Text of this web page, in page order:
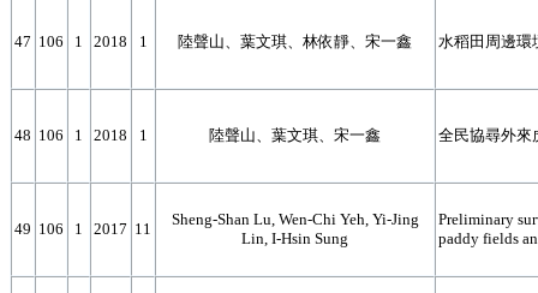
47 106 1 2018 1 陸聲山、葉文琪、林依靜、宋一鑫 水稻田周邊環
48 106 1 2018 1 陸聲山、葉文琪、宋一鑫 全民協尋外來
49 106 1 2017 11
Sheng-Shan Lu, Wen-Chi Yeh, Yi-Jing
Lin, I-Hsin Sung
Preliminary
paddy fields